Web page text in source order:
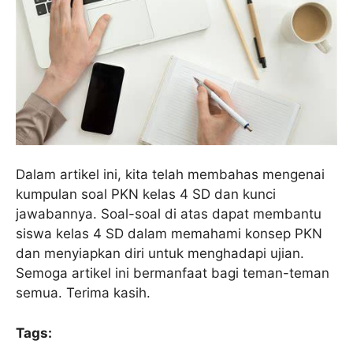
Dalam artikel ini, kita telah membahas mengenai
kumpulan soal PKN kelas 4 SD dan kunci
jawabannya. Soal-soal di atas dapat membantu
siswa kelas 4 SD dalam memahami konsep PKN
dan menyiapkan diri untuk menghadapi ujian.
Semoga artikel ini bermanfaat bagi teman-teman
semua. Terima kasih.
Tags: